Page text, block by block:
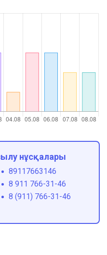
нұсқалары
89117663146
8 911 766-31-46
8 (911) 766-31-46